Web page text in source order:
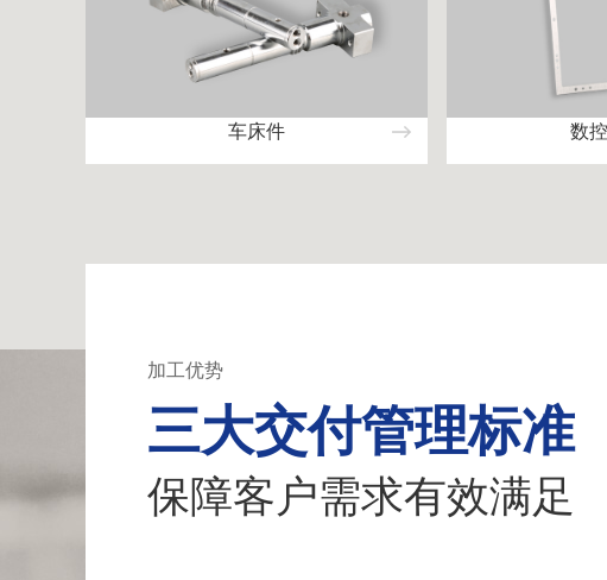
车床件 数
加工优势
三大交付管理标准
保障客户需求有效满足